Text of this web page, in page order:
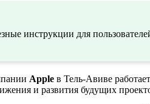
инструкции для
Apple в Тель-Авиве
и развития будущих